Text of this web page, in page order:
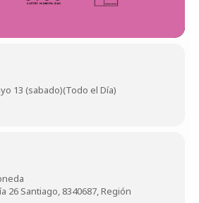
13 (sabado)(Todo el Día)
26 Santiago, 8340687, Región